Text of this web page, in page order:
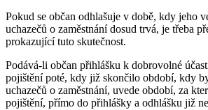
Pokud se občan odhlašuje v době, kdy jeho
uchazečů o zaměstnání dosud trvá, je třeba
prokazující tuto skutečnost.
Podává-li občan přihlášku k dobrovolné
pojištění poté, kdy již skončilo období, kdy
uchazečů o zaměstnání, uvede období, za
pojištění, přímo do přihlášky a odhlášku již